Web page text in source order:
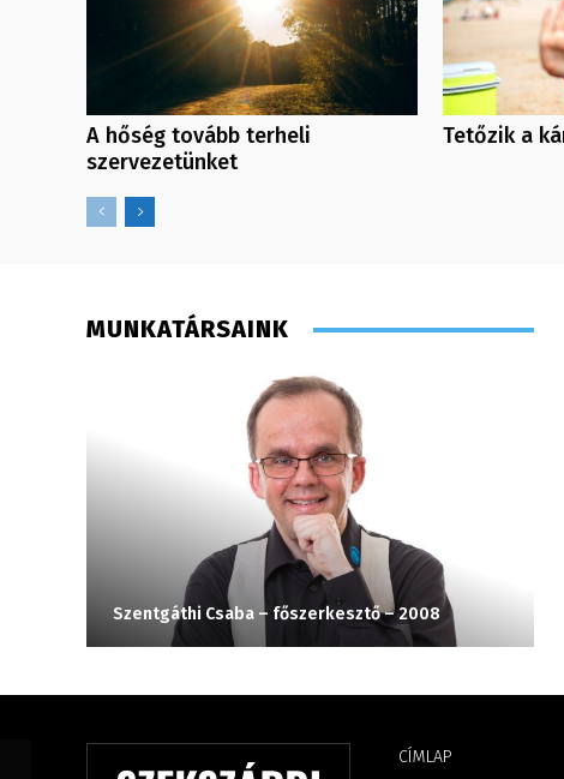
A hőség tovább terheli
szervezetünket
Tetőzik a
MUNKATÁRSAINK
Szentgáthi Csaba – főszerkesztő – 2008
CÍMLAP